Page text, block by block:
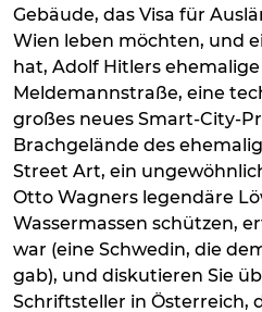
Gebäude, das Visa für
Wien leben möchten, und
hat, Adolf Hitlers
Meldemannstraße, eine
großes neues Smart-City-
Brachgelände des
Street Art, ein
Otto Wagners legendäre
Wassermassen schützen,
war (eine Schwedin, die
gab), und diskutieren Sie
Schriftsteller in Österreich,